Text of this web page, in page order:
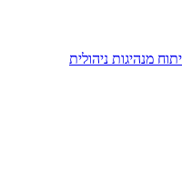
מנהיגות ניהולית